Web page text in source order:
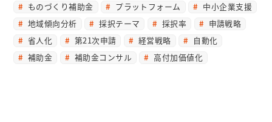
ものづくり補助金
プラットフォーム
中小企業支援
地域傾向分析
採択テーマ 採択率
申請戦略
省人化
第21次申請 経営戦略
自動化
補助金
補助金コンサル 高付加価値化